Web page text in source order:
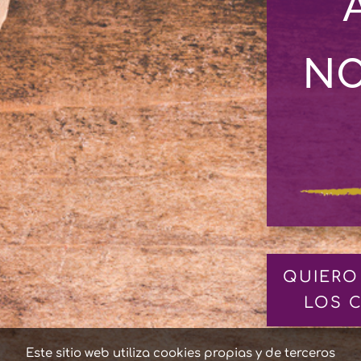
Este sitio web utiliza cookies propias y de terceros
LOS